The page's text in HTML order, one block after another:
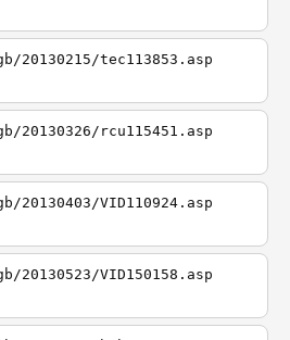
20130215/tec113853.asp
20130326/rcu115451.asp
VID110924.asp
VID150158.asp